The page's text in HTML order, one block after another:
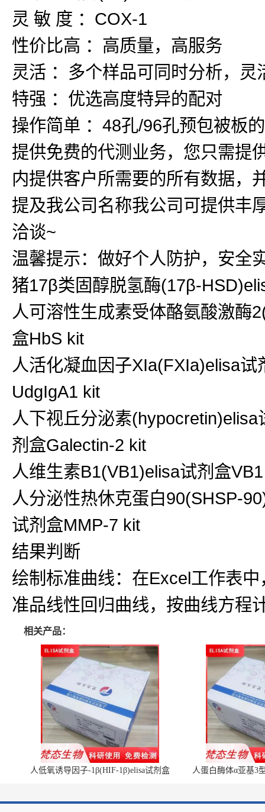
灵 敏 度 ：COX-1
性价比高 ：高质量，高服务
灵活 ：多个样品可同时分析，
特强 ：优选高度特异的配对
操作简单 ：48孔/96孔预包被板
提供免费的代测业务，您只需提
内提供客户所需要的所有数据，
提及我公司名称我公司可提供丰
洽谈~
温馨提示：做好个人防护，安全
猪17β类固醇脱氢酶(17β-
人可溶性生成素受体酪氨酸激酶
盒HbS kit
人活化凝血因子XIa(FXIa)elisa
UdgIgA1 kit
人下视丘分泌素
剂盒Galectin-2 kit
人维生素B1(VB1)elisa试剂盒
人分泌性热休克蛋白90(SHSP-
试剂盒MMP-7 kit
结果判断
绘制标准曲线：在Excel工作表
准品线性回归曲线，按曲线方程
相关产品：
人低氧诱导因子-1β(HIF-1β)elisa试剂盒 人蛋白酶体α亚基3